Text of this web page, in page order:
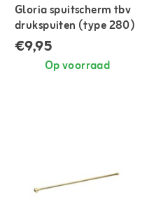
Gloria spuitscherm tbv
drukspuiten (type 280)
€9,95
Op voorraad